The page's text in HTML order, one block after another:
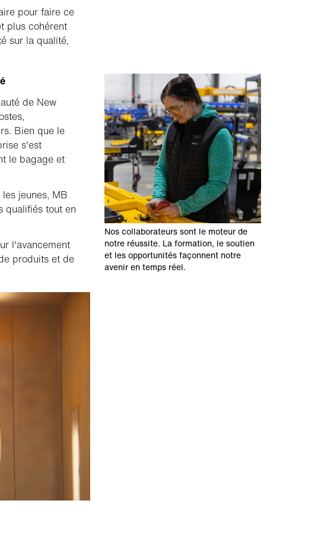
pour faire ce
plus cohérent
sur la qualité,
de New
Bien que le
s'est
le bagage et
jeunes, MB
qualifiés tout en
l'avancement
produits et de
Nos collaborateurs sont le moteur de
notre réussite. La formation, le soutien
et les opportunités façonnent notre
avenir en temps réel.